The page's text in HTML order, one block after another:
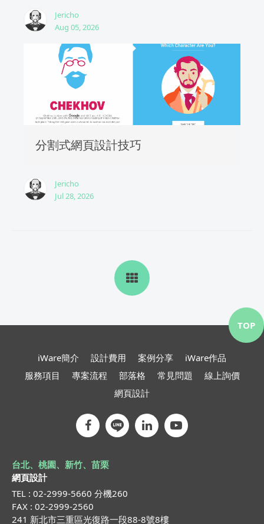
Jericho
Aug 05, 2026
分割式網頁設計技巧
Jericho
Jul 28, 2026
iWare簡介 設計費用 案例分享
iWare作品
服務項目
專案流程 部落格 常見問題
線上詢價
網頁設計
台北、桃園、新竹、苗栗
網頁設計
TEL : 02-2999-5660 分機260
FAX : 02-2999-2560
241 新北市三重區光復路一段88-8號8樓
TOP